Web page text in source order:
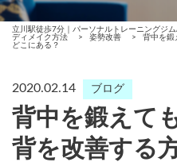
立川駅徒歩7分｜パーソナルトレーニングジム
ディメイク方法
> 姿勢改善 >
背中を鍛
どこにある？
2020.02.14 ブログ
背中を鍛えて
背を改善する